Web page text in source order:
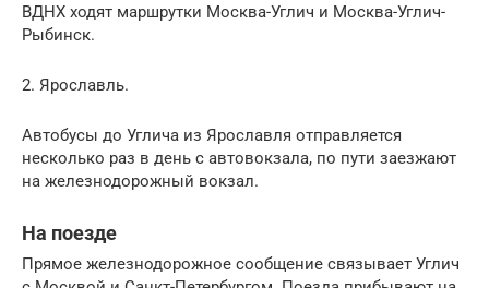
ВДНХ ходят маршрутки Москва-Углич и Москва-Углич-
Рыбинск.
2. Ярославль.
Автобусы до Углича из Ярославля отправляется
несколько раз в день с автовокзала, по пути заезжают
на железнодорожный вокзал.
На поезде
Прямое железнодорожное сообщение связывает Углич